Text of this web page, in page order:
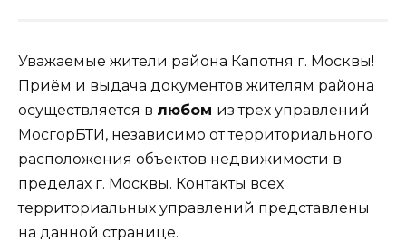
Уважаемые жители района Капотня г. Москвы!
Приём и выдача документов жителям района
осуществляется в любом из трех управлений
МосгорБТИ, независимо от территориального
расположения объектов недвижимости в
пределах г. Москвы. Контакты всех
территориальных управлений представлены
на данной странице.